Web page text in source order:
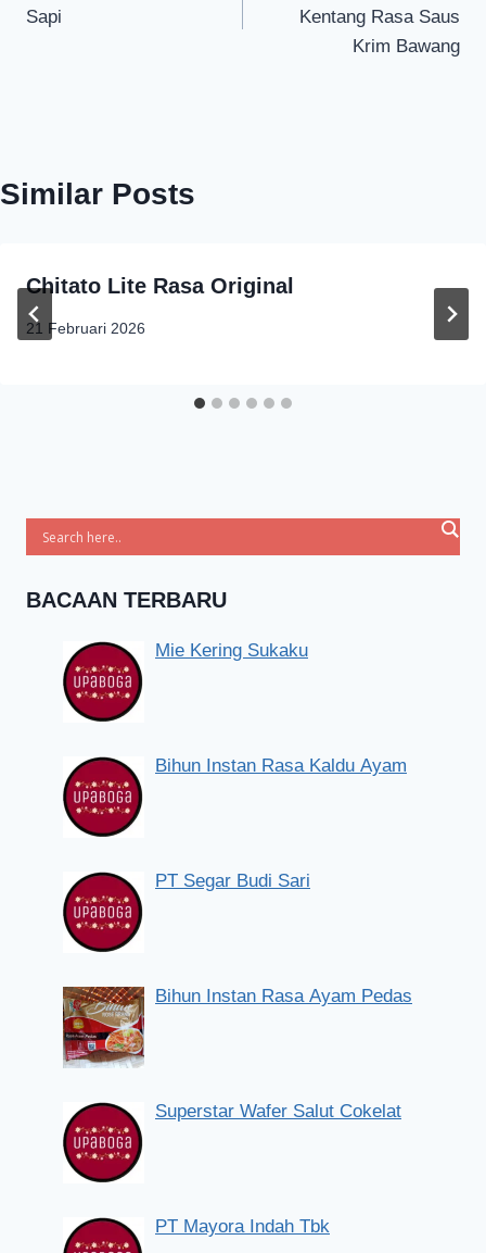
Sapi
Kentang Rasa Saus
Krim Bawang
Similar Posts
Chitato Lite Rasa Original
21 Februari 2026
BACAAN TERBARU
Mie Kering Sukaku
Bihun Instan Rasa Kaldu Ayam
PT Segar Budi Sari
Bihun Instan Rasa Ayam Pedas
Superstar Wafer Salut Cokelat
PT Mayora Indah Tbk